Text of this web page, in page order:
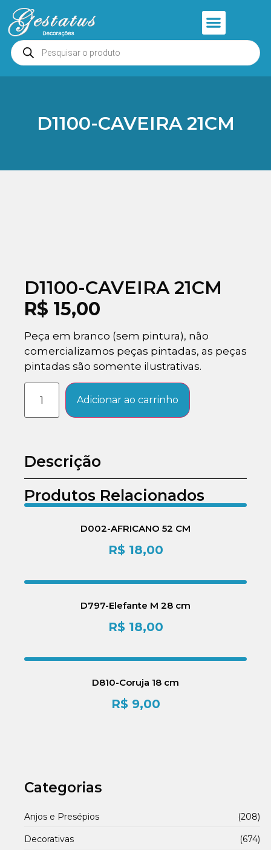
D1100-CAVEIRA 21CM
D1100-CAVEIRA 21CM
R$ 15,00
Peça em branco (sem pintura), não
comercializamos peças pintadas, as peças
pintadas são somente ilustrativas.
Adicionar ao carrinho
Descrição
Produtos Relacionados
D002-AFRICANO 52 CM
R$18,00
D797-Elefante M 28 cm
R$18,00
D810-Coruja 18 cm
R$9,00
Categorias
Anjos e Presépios (208)
Decorativas (674)